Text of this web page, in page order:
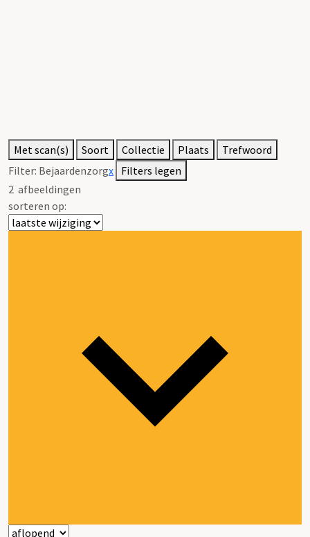
Met scan(s) Soort Collectie Plaats
Trefwoord
Filter: Bejaardenzorgx Filters legen
2 afbeeldingen
sorteren op: